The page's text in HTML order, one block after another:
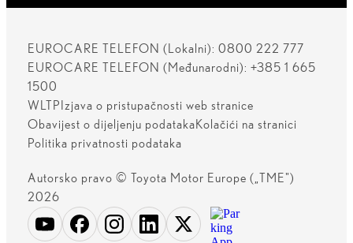
EUROCARE TELEFON (Lokalni): 0800 222 777
EUROCARE TELEFON (Međunarodni): +385 1 665
1500
WLTPIzjava o pristupačnosti web stranice
Obavijest o dijeljenju podatakaKolačići na stranici
Politika privatnosti podataka
Autorsko pravo © Toyota Motor Europe („TME")
2026